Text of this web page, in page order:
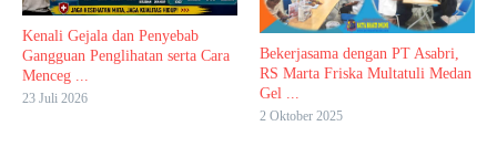
Kenali Gejala dan Penyebab
Gangguan Penglihatan serta Cara
Menceg ...
23 Juli 2026
Bekerjasama dengan PT Asabri,
RS Marta Friska Multatuli Medan
Gel ...
2 Oktober 2025